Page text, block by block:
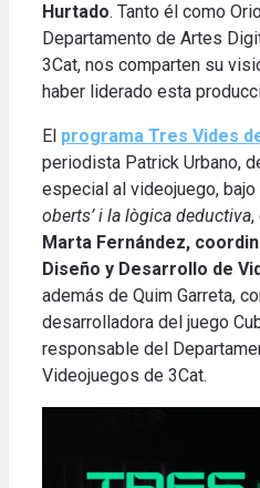
Hurtado. Tanto él como
Departamento de Artes
3Cat, nos comparten su
haber liderado esta
El programa Tres Vides
periodista Patrick Urbano,
especial al videojuego, bajo
oberts’ i la lògica deductiva,
Marta Fernández,
Diseño y Desarrollo de
además de Quim Garreta,
desarrolladora del juego
responsable del
Videojuegos de 3Cat.